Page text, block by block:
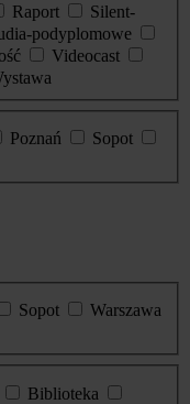
Raport
Silent-
podyplomowe
Videocast
Poznań
Sopot
Sopot
Warszawa
Biblioteka